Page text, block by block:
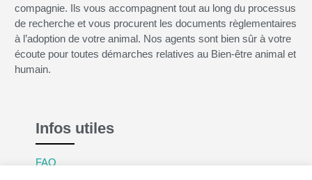
compagnie. Ils vous accompagnent tout au long du processus
de recherche et vous procurent les documents règlementaires
à l’adoption de votre animal. Nos agents sont bien sûr à votre
écoute pour toutes démarches relatives au Bien-être animal et
humain.
Infos utiles
FAQ